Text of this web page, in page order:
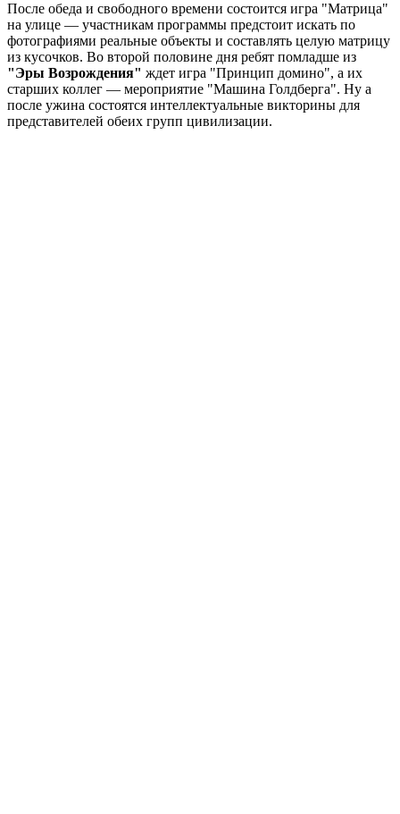
После обеда и свободного времени состоится игра "Матрица"
на улице — участникам программы предстоит искать по
фотографиями реальные объекты и составлять целую матрицу
из кусочков. Во второй половине дня ребят помладше из
"Эры Возрождения" ждет игра "Принцип домино", а их
старших коллег — мероприятие "Машина Голдберга". Ну а
после ужина состоятся интеллектуальные викторины для
представителей обеих групп цивилизации.